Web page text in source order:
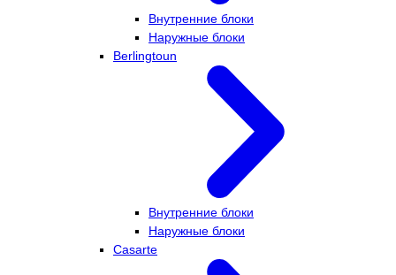
Внутренние блоки
Наружные блоки
Berlingtoun
Внутренние блоки
Наружные блоки
Casarte